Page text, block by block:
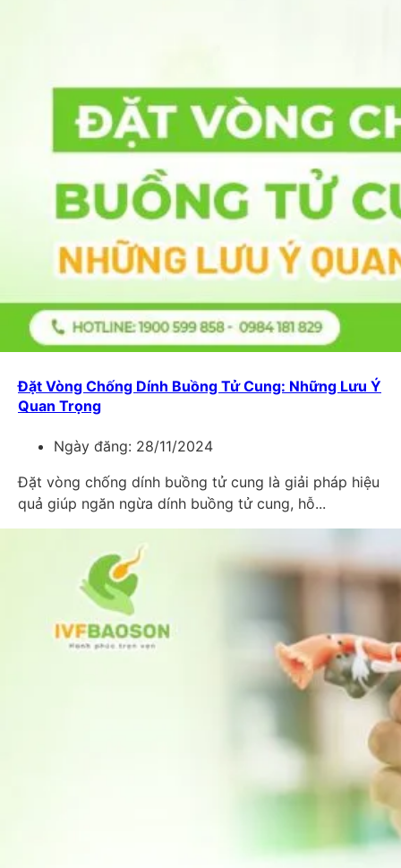
Đặt Vòng Chống Dính Buồng Tử Cung: Những Lưu Ý
Quan Trọng
Ngày đăng: 28/11/2024
Đặt vòng chống dính buồng tử cung là giải pháp hiệu
quả giúp ngăn ngừa dính buồng tử cung, hỗ...